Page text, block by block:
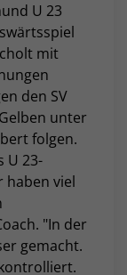
U 23
mit
den SV
unter
folgen.
U 23-
haben viel
"In der
gemacht.